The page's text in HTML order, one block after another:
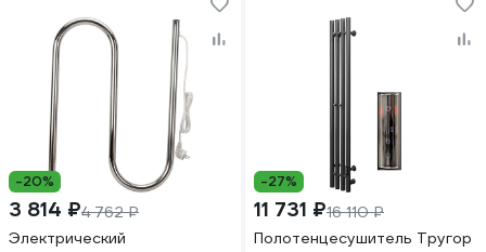
-20%
3 814 ₽4 762 ₽
Электрический
-27%
11 731 ₽16 110 ₽
Полотенцесушитель Тругор